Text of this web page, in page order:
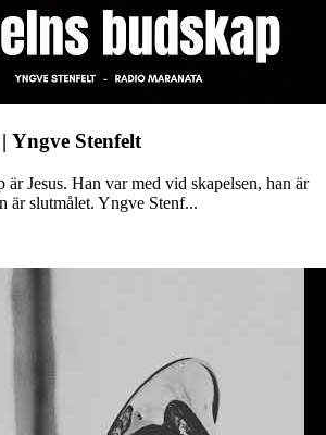
Yngve Stenfelt
Jesus. Han var med vid skapelsen, han är
är slutmålet. Yngve Stenf...